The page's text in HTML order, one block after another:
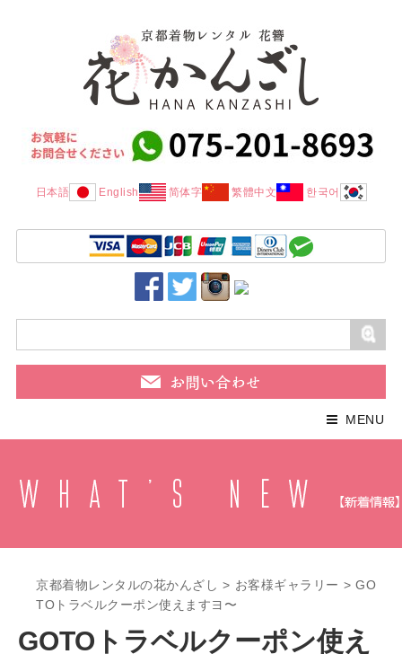
日本語 English 简体字 繁體中文 한국어
MENU
京都着物レンタルの花かんざし > お客様ギャラリー > GO
TOトラベルクーポン使えますヨ〜
GOTOトラベルクーポン使え